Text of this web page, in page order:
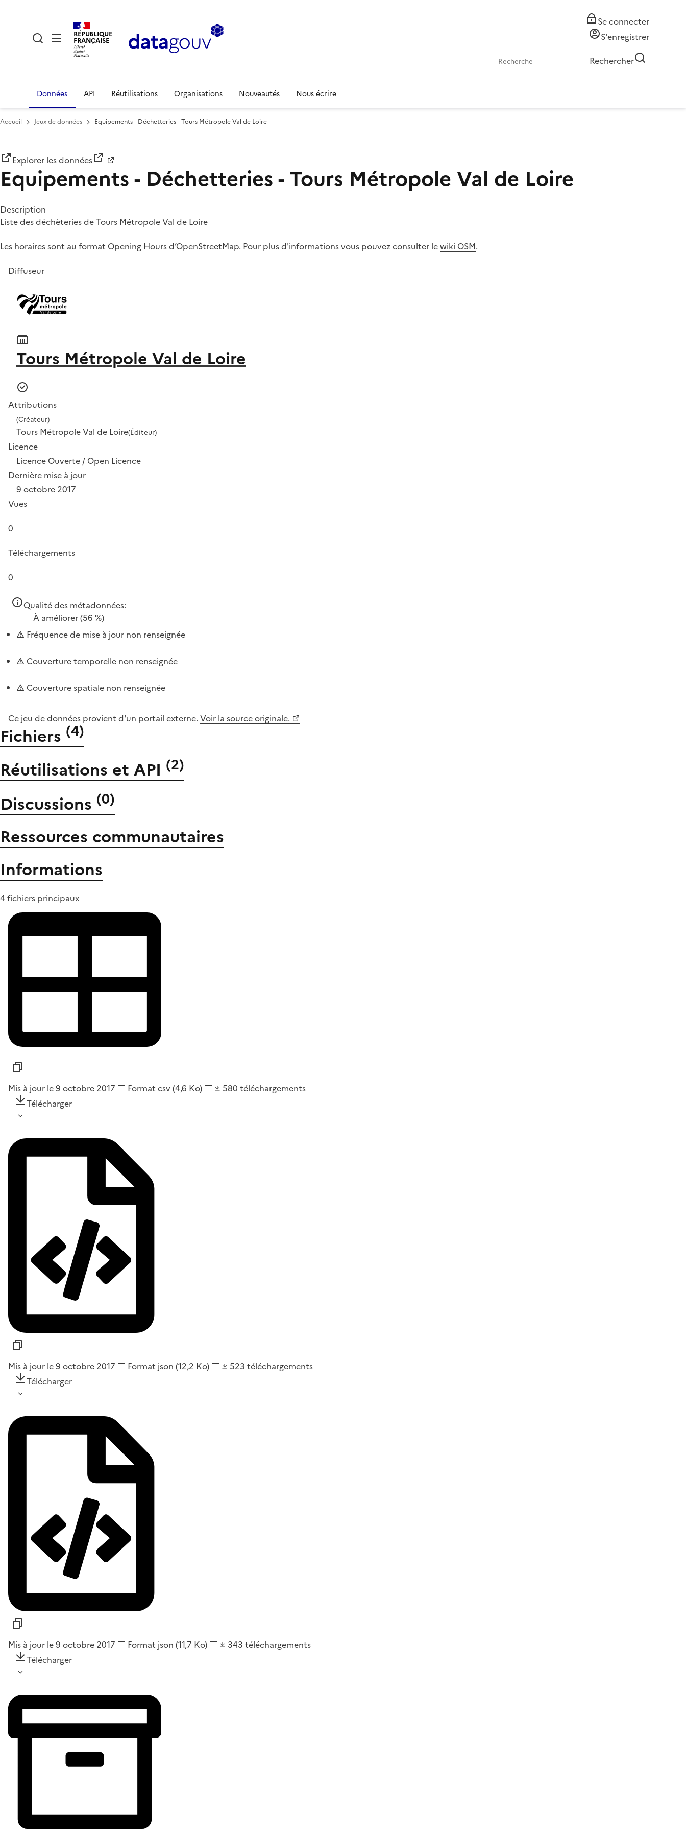
RÉPUBLIQUE
FRANÇAISE
Se connecter
S'enregistrer
Rechercher
Données API Réutilisations Organisations Nouveautés Nous écrire
Accueil Jeux de données Equipements - Déchetteries - Tours Métropole Val de Loire
Explorer les données
Equipements - Déchetteries - Tours Métropole Val de Loire
Description
Liste des déchèteries de Tours Métropole Val de Loire
Les horaires sont au format Opening Hours d’OpenStreetMap. Pour plus d'informations vous pouvez consulter lewiki OSM.
Diffuseur
Tours Métropole Val de Loire
Attributions
(Créateur)
Tours Métropole Val de Loire(Éditeur)
Licence
Licence Ouverte / Open Licence
Dernière mise à jour
9 octobre 2017
Vues
0
Téléchargements
0
Qualité des métadonnées:
À améliorer(56 %)
Fréquence de mise à jour non renseignée
Couverture temporelle non renseignée
Couverture spatiale non renseignée
Ce jeu de données provient d'un portail externe. Voir la source originale.
Fichiers (4)
Réutilisations et API (2)
Discussions (0)
Ressources communautaires
Informations
4 fichiers principaux
Mis à jour le 9 octobre 2017 Format csv(4,6 Ko) 580 téléchargements
Télécharger
Mis à jour le 9 octobre 2017 Format json (12,2 Ko) 523 téléchargements
Télécharger
Mis à jour le 9 octobre 2017 Format json (11,7 Ko) 343 téléchargements
Télécharger